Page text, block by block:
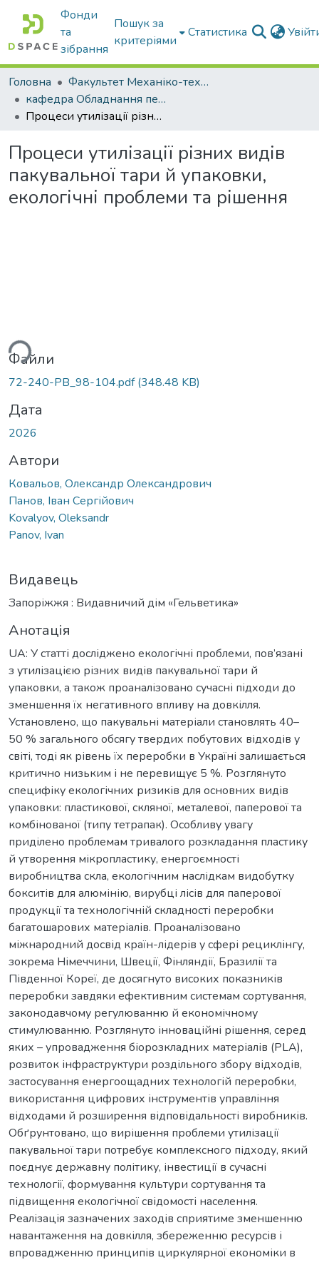
Фонди
та
зібрання
Пошук за
критеріями
Статистика
Головна
Факультет Механіко-технологічний
кафедра Обладнання переробних і харчових виробництв ім. професора Ф.Ю. Ялпачика
Процеси утилізації різних видів пакувальної тари й упаковки, екологічні проблеми та рішення
Процеси утилізації різних видів
пакувальної тари й упаковки,
екологічні проблеми та рішення
Файли
72-240-PB_98-104.pdf(348.48 KB)
Дата
2026
Автори
Ковальов, Олександр Олександрович
Панов, Іван Сергійович
Kovalyov, Oleksandr
Panov, Ivan
Видавець
Запоріжжя : Видавничий дім «Гельветика»
Анотація
UA: У статті досліджено екологічні проблеми, пов’язані
з утилізацією різних видів пакувальної тари й
упаковки, а також проаналізовано сучасні підходи до
зменшення їх негативного впливу на довкілля.
Установлено, що пакувальні матеріали становлять 40–
50 % загального обсягу твердих побутових відходів у
світі, тоді як рівень їх переробки в Україні залишається
критично низьким і не перевищує 5 %. Розглянуто
специфіку екологічних ризиків для основних видів
упаковки: пластикової, скляної, металевої, паперової та
комбінованої (типу тетрапак). Особливу увагу
приділено проблемам тривалого розкладання пластику
й утворення мікропластику, енергоємності
виробництва скла, екологічним наслідкам видобутку
бокситів для алюмінію, вирубці лісів для паперової
продукції та технологічній складності переробки
багатошарових матеріалів. Проаналізовано
міжнародний досвід країн-лідерів у сфері рециклінгу,
зокрема Німеччини, Швеції, Фінляндії, Бразилії та
Південної Кореї, де досягнуто високих показників
переробки завдяки ефективним системам сортування,
законодавчому регулюванню й економічному
стимулюванню. Розглянуто інноваційні рішення, серед
яких – упровадження біорозкладних матеріалів (PLA),
розвиток інфраструктури роздільного збору відходів,
застосування енергоощадних технологій переробки,
використання цифрових інструментів управління
відходами й розширення відповідальності виробників.
Обґрунтовано, що вирішення проблеми утилізації
пакувальної тари потребує комплексного підходу, який
поєднує державну політику, інвестиції в сучасні
технології, формування культури сортування та
підвищення екологічної свідомості населення.
Реалізація зазначених заходів сприятиме зменшенню
навантаження на довкілля, збереженню ресурсів і
впровадженню принципів циркулярної економіки в